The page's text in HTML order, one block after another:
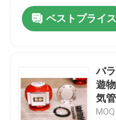
ベストプライス
バ
遊
気